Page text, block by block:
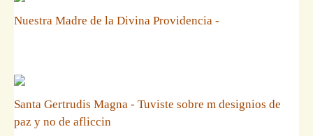
Nuestra Madre de la Divina Providencia -
Santa Gertrudis Magna - Tuviste sobre m designios de
paz y no de afliccin